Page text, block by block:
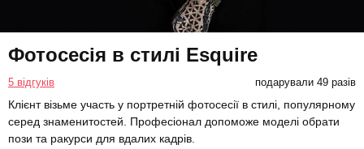
Фотосесія в стилі Esquire
5 відгуків подарували 49 разів
Клієнт візьме участь у портретній фотосесії в стилі, популярному
серед знаменитостей. Професіонал допоможе моделі обрати
пози та ракурси для вдалих кадрів.